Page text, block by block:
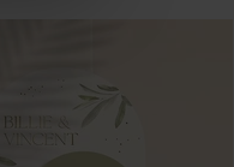
mariage un week-end à